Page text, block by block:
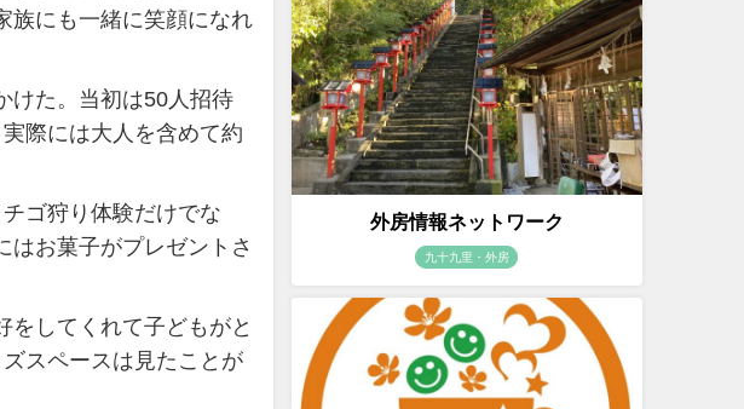
族にも一緒に笑顔になれ
けた。当初は50人招待
際には大人を含めて約
ゴ狩り体験だけでな
はお菓子がプレゼントさ
してくれて子どもがと
スペースは見たことが
外房情報ネットワーク
九十九里・外房